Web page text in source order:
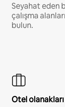
Seyahat eden
çalışma
bulun.
Otel